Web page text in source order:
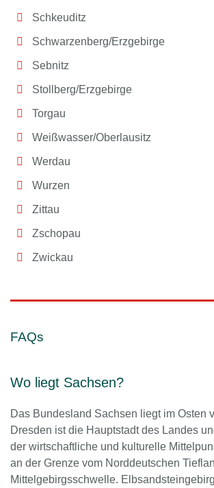
Schkeuditz
Schwarzenberg/Erzgebirge
Sebnitz
Stollberg/Erzgebirge
Torgau
Weißwasser/Oberlausitz
Werdau
Wurzen
Zittau
Zschopau
Zwickau
FAQs
Wo liegt Sachsen?
Das Bundesland Sachsen liegt im Osten
Dresden ist die Hauptstadt des Landes
der wirtschaftliche und kulturelle
an der Grenze vom Norddeutschen
Mittelgebirgsschwelle.